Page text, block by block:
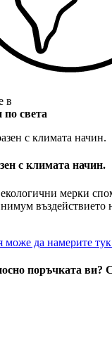
в
по света
с климата начин.
мерки
въздействието
да намерите
поръчката ви?